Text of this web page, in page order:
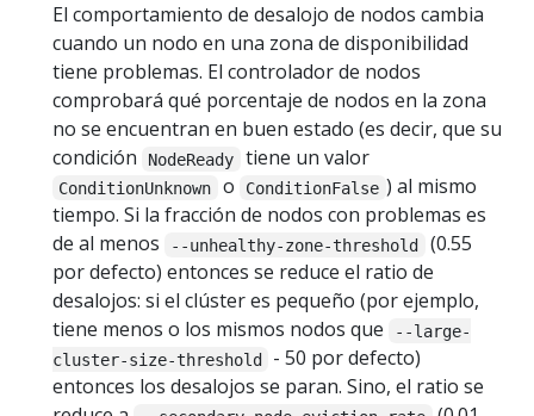
El comportamiento de desalojo de nodos cambia
cuando un nodo en una zona de disponibilidad
tiene problemas. El controlador de nodos
comprobará qué porcentaje de nodos en la zona
no se encuentran en buen estado (es decir, que su
condición
NodeReady tiene un valor
ConditionUnknown o ConditionFalse ) al mismo
tiempo. Si la fracción de nodos con problemas es
de al menos
--unhealthy-zone-threshold
(0.55
por defecto) entonces se reduce el ratio de
desalojos: si el clúster es pequeño (por ejemplo,
tiene menos o los mismos nodos que
--large-
cluster-size-threshold
- 50 por defecto)
entonces los desalojos se paran. Sino, el ratio se